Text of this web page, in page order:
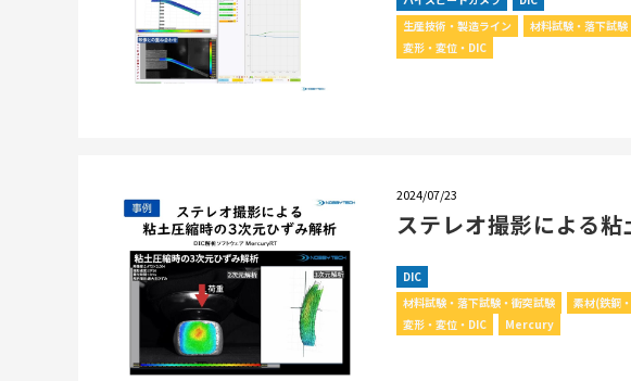
生産技術・製造ライン
材料試験・落下試
変形・変位・DIC
2024/07/23
ステレオ撮影による
DIC
材料試験・落下試験・衝突試験
素材(鉄鋼
変形・変位・DIC
Mercury